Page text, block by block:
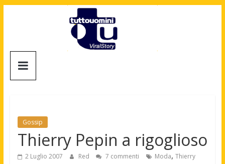
Tuttouomini
Motori,
gay
news
Gossip
Thierry Pepin a rigoglioso
2 Luglio 2007 Red 7 commenti Moda, Thierry